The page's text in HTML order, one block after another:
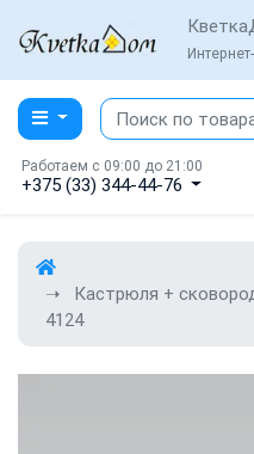
Работаем с 09:00 до 21:00
+375 (33) 344-44-76
Кастрюля +
4124